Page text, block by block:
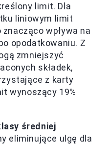
limit. Dla
liniowym limit
wpływa na
opodatkowaniu. Z
zmniejszyć
składek,
z karty
wynoszący 19%
średniej
eliminujące ulgę dla